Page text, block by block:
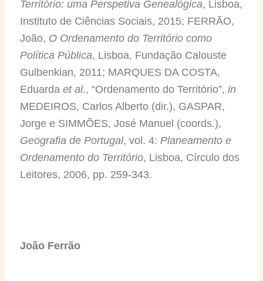
Território: uma Perspetiva Genealógica, Lisboa,
Instituto de Ciências Sociais, 2015; FERRÃO,
João, O Ordenamento do Território como
Política Pública, Lisboa, Fundação Calouste
Gulbenkian, 2011; MARQUES DA COSTA,
Eduarda et al., “Ordenamento do Território”, in
MEDEIROS, Carlos Alberto (dir.), GASPAR,
Jorge e SIMMÕES, José Manuel (coords.),
Geografia de Portugal, vol. 4: Planeamento e
Ordenamento do Território, Lisboa, Círculo dos
Leitores, 2006, pp. 259-343.
João Ferrão